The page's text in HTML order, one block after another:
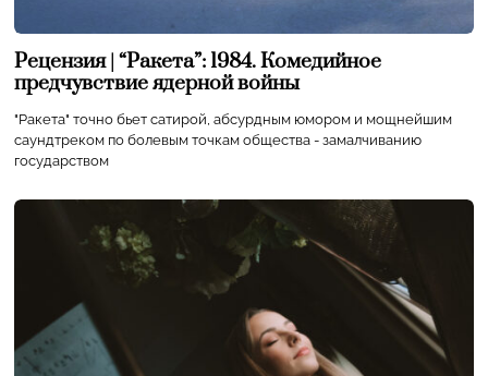
Рецензия | “Ракета”: 1984. Комедийное
предчувствие ядерной войны
"Ракета" точно бьет сатирой, абсурдным юмором и мощнейшим
саундтреком по болевым точкам общества - замалчиванию
государством